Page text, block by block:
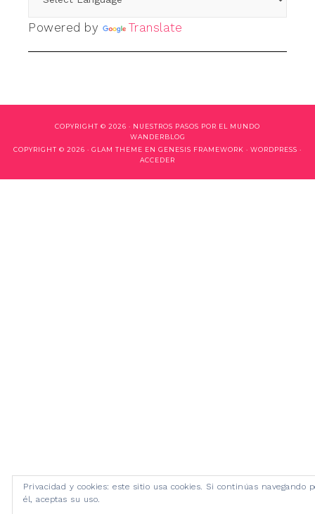
Powered by Translate
COPYRIGHT © 2026 · NUESTROS PASOS POR EL MUNDO
WANDERBLOG
COPYRIGHT © 2026 · GLAM THEME EN GENESIS FRAMEWORK · WORDPRESS ·
ACCEDER
Privacidad y cookies: este sitio usa cookies. Si continúas navegando
él, aceptas su uso.